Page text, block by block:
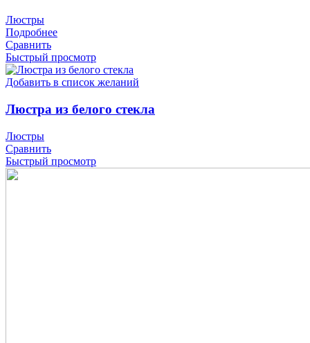
Люстры
Подробнее
Сравнить
Быстрый просмотр
Добавить в список желаний
Люстра из белого стекла
Люстры
Сравнить
Быстрый просмотр